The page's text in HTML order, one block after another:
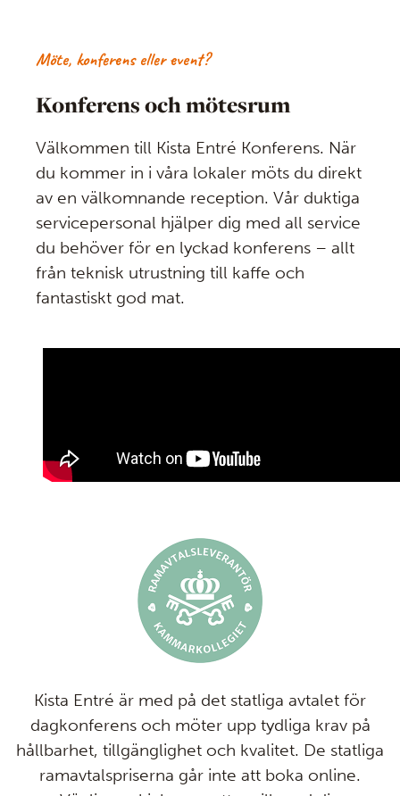
Möte, konferens eller event?
Konferens och mötesrum
Välkommen till Kista Entré Konferens. När
du kommer in i våra lokaler möts du direkt
av en välkomnande reception. Vår duktiga
servicepersonal hjälper dig med all service
du behöver för en lyckad konferens – allt
från teknisk utrustning till kaffe och
fantastiskt god mat.
Kista Entré är med på det statliga avtalet för
dagkonferens och möter upp tydliga krav på
hållbarhet, tillgänglighet och kvalitet. De statliga
ramavtalspriserna går inte att boka online.